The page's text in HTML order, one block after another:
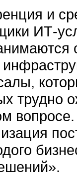
и
ИТ-
трудно